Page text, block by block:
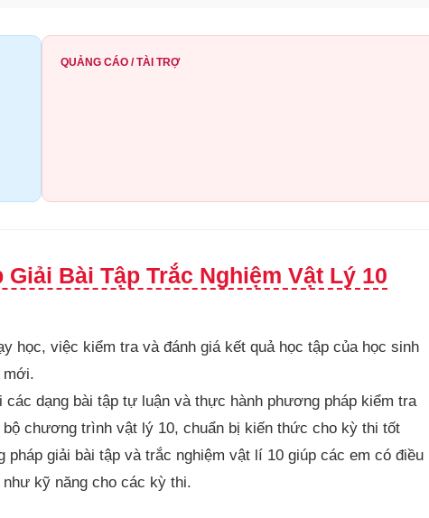
QUẢNG CÁO / TÀI TRỢ
Bài Tập Trắc Nghiệm Vật Lý 10
học, việc kiểm tra và đánh giá kết quả học tập của học sinh
mới.
dạng bài tập tự luận và thực hành phương pháp kiểm tra
chương trình vật lý 10, chuẩn bị kiến thức cho kỳ thi tốt
giải bài tập và trắc nghiệm vật lí 10 giúp các em có điều
kỹ năng cho các kỳ thi.